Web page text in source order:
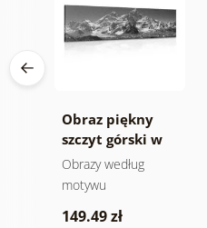
Obraz piękny
szczyt górski w
wersji czarno-
białej
Obrazy według
motywu
149.49 zł